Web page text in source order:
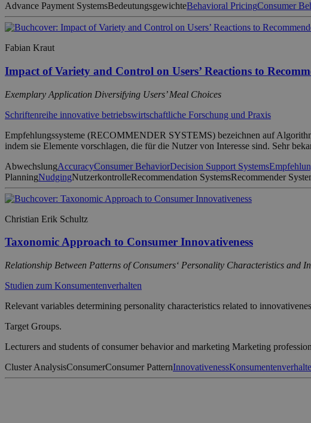
Advance Payment SystemsBedeutungsgewichteBehavioral PricingConsumer
Fabian Kraut
Impact of Variety and Control on Users’ Reactions to
Exemplary Application Diversifying Users’ Meal Choices
Schriftenreihe innovative betriebswirtschaftliche Forschung und Praxis
Empfehlungssysteme (RECOMMENDER SYSTEMS) bezeichnen auf
indem sie Elemente vorschlagen, die für die Nutzer von Interesse sind. Sehr
AbwechslungAccuracyConsumer BehaviorDecision Support Systems
PlanningNudgingNutzerkontrolleRecommendation SystemsRecommender
Christian Erik Schultz
Taxonomic Approach to Consumer Innovativeness
Relationship Between Patterns of Consumers‘ Personality Characteristics and
Studien zum Konsumentenverhalten
Relevant variables determining personality characteristics related to
Target Groups.
Lecturers and students of consumer behavior and marketing Marketing
Cluster AnalysisConsumerConsumer PatternInnovativeness